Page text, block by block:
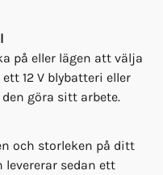
på eller lägen att välja
12 V blybatteri eller
göra sitt arbete.
och storleken på ditt
levererar sedan ett